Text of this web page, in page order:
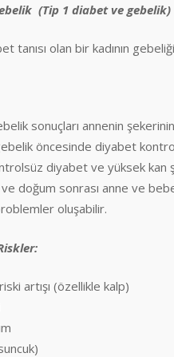
(Tip 1 diabet ve gebelik)
tanısı olan bir kadının
sonuçları annenin
öncesinde diyabet
diyabet ve yüksek kan
doğum sonrası anne ve
oluşabilir.
artışı (özellikle kalp)